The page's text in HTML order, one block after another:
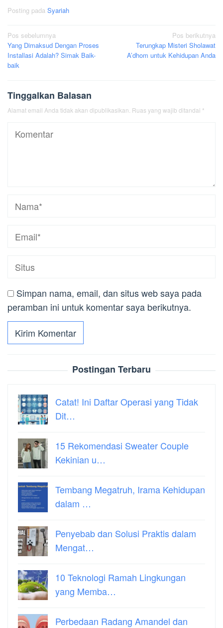
Posting pada Syariah
Navigasi
pos
Pos sebelumnya
Yang Dimaksud Dengan Proses
Installasi Adalah? Simak Baik-
baik
Pos berikutnya
Terungkap Misteri Sholawat
A’dhom untuk Kehidupan Anda
Tinggalkan Balasan
Alamat email Anda tidak akan dipublikasikan. Ruas yang wajib ditandai *
Simpan nama, email, dan situs web saya pada
peramban ini untuk komentar saya berikutnya.
Postingan Terbaru
Catat! Ini Daftar Operasi yang Tidak
Dit…
15 Rekomendasi Sweater Couple
Kekinian u…
Tembang Megatruh, Irama Kehidupan
dalam …
Penyebab dan Solusi Praktis dalam
Mengat…
10 Teknologi Ramah Lingkungan
yang Memba…
Perbedaan Radang Amandel dan